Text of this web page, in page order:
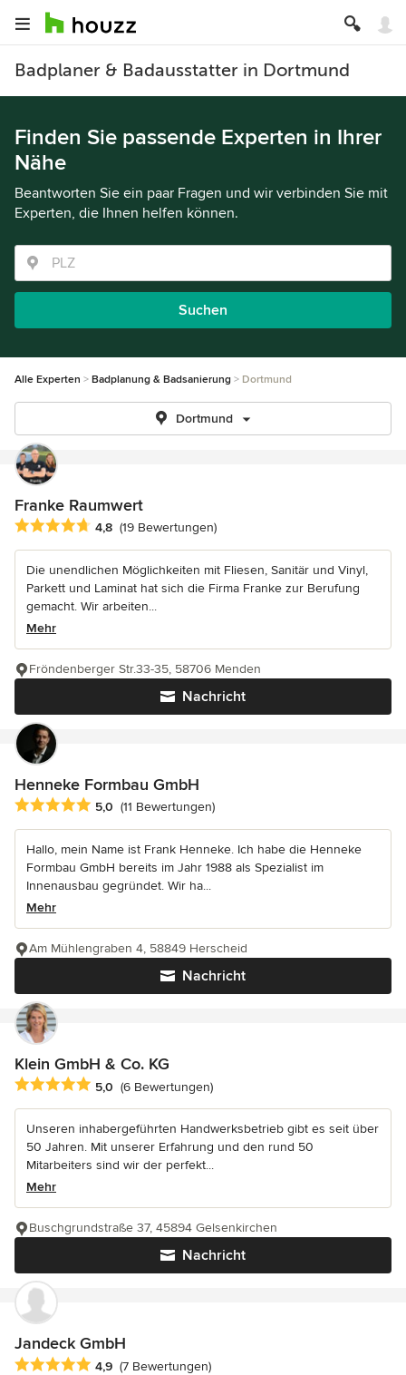
Badplaner & Badausstatter in Dortmund
Finden Sie passende Experten in Ihrer
Nähe
Beantworten Sie ein paar Fragen und wir verbinden Sie mit
Experten, die Ihnen helfen können.
Suchen
Alle Experten Badplanung & Badsanierung Dortmund
Dortmund
Franke Raumwert
Durchschnittliche Bewertung: 4.8 von 5 Sternen
4,8 (19 Bewertungen)
Die unendlichen Möglichkeiten mit Fliesen, Sanitär und Vinyl,
Parkett und Laminat hat sich die Firma Franke zur Berufung
gemacht. Wir arbeiten...
Mehr
Nachricht
Fröndenberger Str.33-35, 58706 Menden
Henneke Formbau GmbH
Durchschnittliche Bewertung: 5 von 5 Sternen
5,0 (11 Bewertungen)
Hallo, mein Name ist Frank Henneke. Ich habe die Henneke
Formbau GmbH bereits im Jahr 1988 als Spezialist im
Innenausbau gegründet. Wir ha...
Mehr
Nachricht
Am Mühlengraben 4, 58849 Herscheid
Klein GmbH & Co. KG
Durchschnittliche Bewertung: 5 von 5 Sternen
5,0 (6 Bewertungen)
Unseren inhabergeführten Handwerksbetrieb gibt es seit über
50 Jahren. Mit unserer Erfahrung und den rund 50
Mitarbeiters sind wir der perfekt...
Mehr
Nachricht
Buschgrundstraße 37, 45894 Gelsenkirchen
Jandeck GmbH
Durchschnittliche Bewertung: 4.9 von 5 Sternen
4,9 (7 Bewertungen)